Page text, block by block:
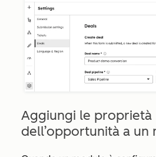
Aggiungi le proprietà
dell’opportunità a un